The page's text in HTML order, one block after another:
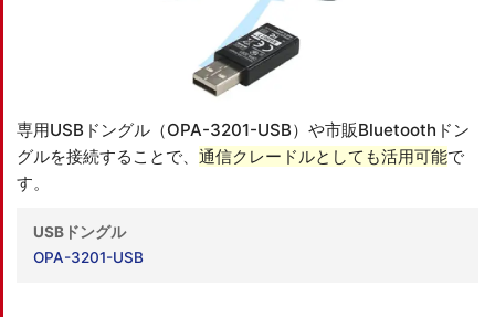
専用USBドングル（OPA-3201-USB）や市販Bluetoothドン
グルを接続することで、 通信クレードルとしても活用可能で
す。
USBドングル
OPA-3201-USB